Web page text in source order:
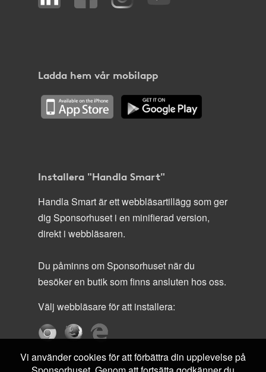
Ladda hem vår mobilapp
Installera "Handla Smart"
Handla Smart är ett webbläsartillägg som ger
dig Sponsorhuset i en minifierad version,
direkt i webbläsaren.
Du påminns om Sponsorhuset när du
besöker en butik som finns ansluten hos oss.
Välj webbläsare för att installera:
Vi använder cookies för att förbättra din upplevelse på